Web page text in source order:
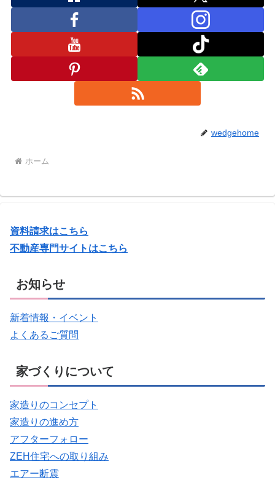
wedgehome
ホーム
資料請求はこちら
不動産専門サイトはこちら
お知らせ
新着情報・イベント
よくあるご質問
家づくりについて
家造りのコンセプト
家造りの進め方
アフターフォロー
ZEH住宅への取り組み
エアー断震